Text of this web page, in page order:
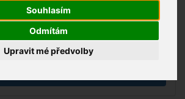
Souhlasím
Odmítám
Upravit mé předvolby